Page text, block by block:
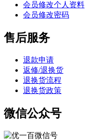
会员修改个人资料
会员修改密码
售后服务
退款申请
返修/退换货
退换货流程
退换货政策
微信公众号